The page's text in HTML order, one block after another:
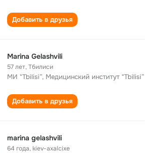
Добавить в друзья
Marina Gelashvili
57 лет,Тбилиси
МИ "Tbilisi”, Медицинский институт "Tbilisi”
Добавить в друзья
marina gelashvili
64 года,kiev-axalcixe